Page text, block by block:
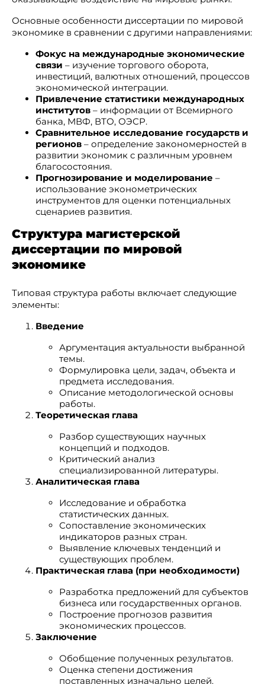
Основные особенности диссертации по мировой
экономике в сравнении с другими направлениями:
Фокус на международные экономические
связи – изучение торгового оборота,
инвестиций, валютных отношений, процессов
экономической интеграции.
Привлечение статистики международных
институтов – информации от Всемирного
банка, МВФ, ВТО, ОЭСР.
Сравнительное исследование государств и
регионов – определение закономерностей в
развитии экономик с различным уровнем
благосостояния.
Прогнозирование и моделирование –
использование эконометрических
инструментов для оценки потенциальных
сценариев развития.
Структура магистерской
диссертации по мировой
экономике
Типовая структура работы включает следующие
элементы:
Введение
Аргументация актуальности выбранной
темы.
Формулировка цели, задач, объекта и
предмета исследования.
Описание методологической основы
работы.
Теоретическая глава
Разбор существующих научных
концепций и подходов.
Критический анализ
специализированной литературы.
Аналитическая глава
Исследование и обработка
статистических данных.
Сопоставление экономических
индикаторов разных стран.
Выявление ключевых тенденций и
существующих проблем.
Практическая глава (при необходимости)
Разработка предложений для субъектов
бизнеса или государственных органов.
Построение прогнозов развития
экономических процессов.
Заключение
Обобщение полученных результатов.
Оценка степени достижения
поставленных изначально целей.